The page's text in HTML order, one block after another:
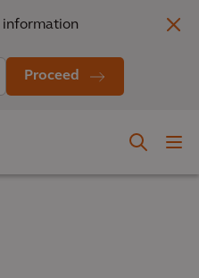
information
Proceed